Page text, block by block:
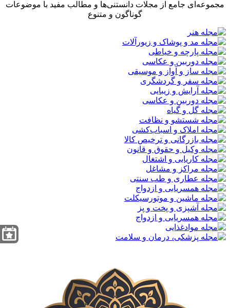
مجموعه‌ای جامع از مجلات دانستنی‌ها و مطالب مفید با موضوعات
گوناگون و متنوع